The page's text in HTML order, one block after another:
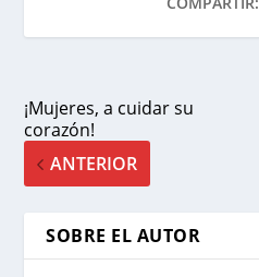
¡Mujeres, a cuidar su
corazón!
ANTERIOR
SOBRE EL AUTOR